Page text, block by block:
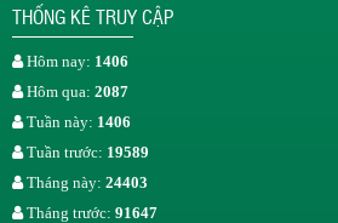
THỐNG KÊ TRUY CẬP
Hôm nay: 1406
Hôm qua: 2087
Tuần này: 1406
Tuần trước: 19589
Tháng này: 24403
Tháng trước: 91647